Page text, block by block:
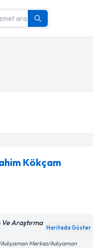
Kökçam
Araştırma
Haritada Göster
Merkez/Adıyaman